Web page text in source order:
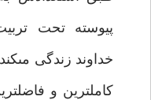
پيوسته تحت
كامل‏ترين و